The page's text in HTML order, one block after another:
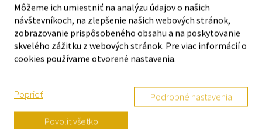
Náš výber na mieru presne pre
vás
Môžeme ich umiestniť na analýzu údajov o našich
návštevníkoch, na zlepšenie našich webových stránok,
zobrazovanie prispôsobeného obsahu a na poskytovanie
skvelého zážitku z webových stránok. Pre viac informácií o
cookies používame otvorené nastavenia.
Poprieť Podrobné nastavenia
Povoliť všetko